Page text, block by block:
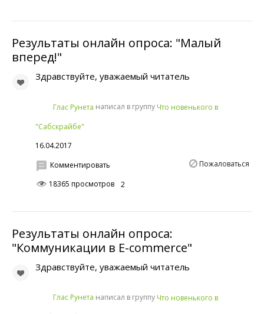
Результаты онлайн опроса: "Малый
вперед!"
Здравствуйте, уважаемый читатель
Глас Рунета написал в группу Что новенького в
"Сабскрайбе"
16.04.2017
Пожаловаться
Комментировать
18365 просмотров
2
Результаты онлайн опроса:
"Коммуникации в Е-commerce"
Здравствуйте, уважаемый читатель
Глас Рунета написал в группу Что новенького в